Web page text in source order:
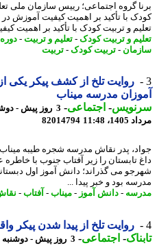
گروه اجتماعی؛ رییس سازمان ملی تعلیم
با تأکید بر اهمیت کیفیت آموزش در
و تربیت کودک با تأکید بر اهمیت
و تربیت کودک-تعلیم و تربیت -دوره
-تربیت کودک-تربیت
روایت تلخ از کشف پیکر یکی از
مدرسه میناب
-اجتماعی-
3
11:48
82014794
پدر نقاش مدرسه شجره طیبه میناب،
تابستان را زیر آفتاب جنوب با خاطره
می گذراند؛ دانش آموز اول دبستانی
بود و خبر پیدا ...
-دانش آموز -میناب-آفتاب-نقاش-
روایت تلخ از پیدا شدن پیکر
-اجتماعی-3 روز پیش - دوشنبه 12 مرداد 1405، 11:40